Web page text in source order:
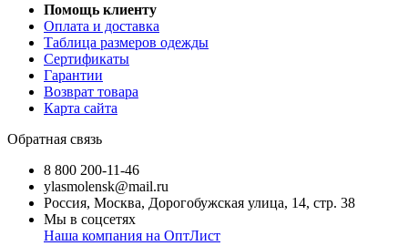
Помощь клиенту
Оплата и доставка
Таблица размеров одежды
Сертификаты
Гарантии
Возврат товара
Карта сайта
Обратная связь
8 800 200-11-46
ylasmolensk@mail.ru
Россия, Москва, Дорогобужская улица, 14, стр. 38
Мы в соцсетях
Наша компания на ОптЛист